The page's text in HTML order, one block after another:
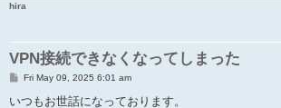
hira
VPN接続できなくなってしまった
P
s
Fri May 09, 2025 6:01 am
いつもお世話になっております。